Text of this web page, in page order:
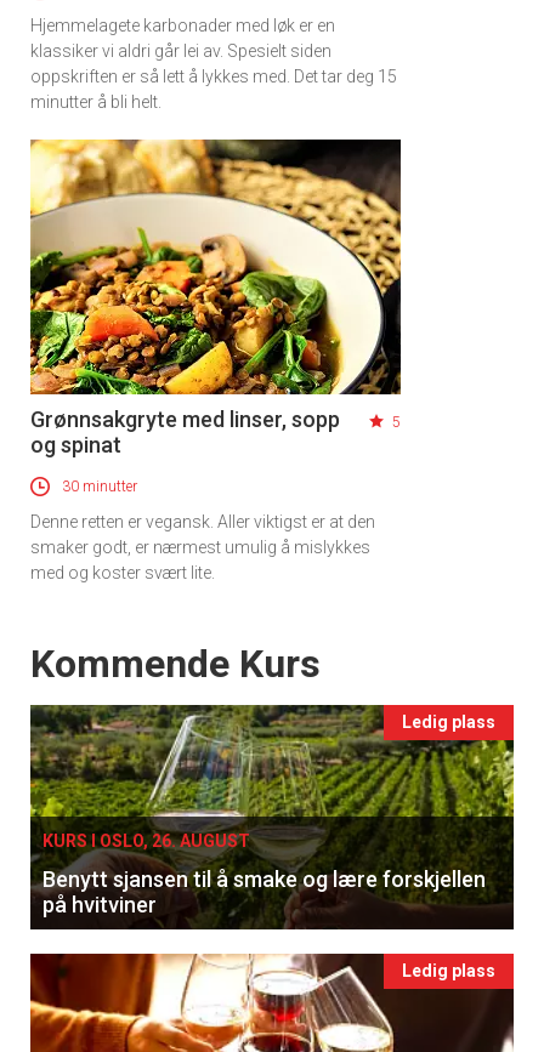
Hjemmelagete karbonader med løk er en
klassiker vi aldri går lei av. Spesielt siden
oppskriften er så lett å lykkes med. Det tar deg 15
minutter å bli helt.
Grønnsakgryte med linser, sopp
og spinat
5
30 minutter
Denne retten er vegansk. Aller viktigst er at den
smaker godt, er nærmest umulig å mislykkes
med og koster svært lite.
Events
Kommende Kurs
Ledig plass
KURS I OSLO, 26. AUGUST
Benytt sjansen til å smake og lære forskjellen
på hvitviner
Ledig plass